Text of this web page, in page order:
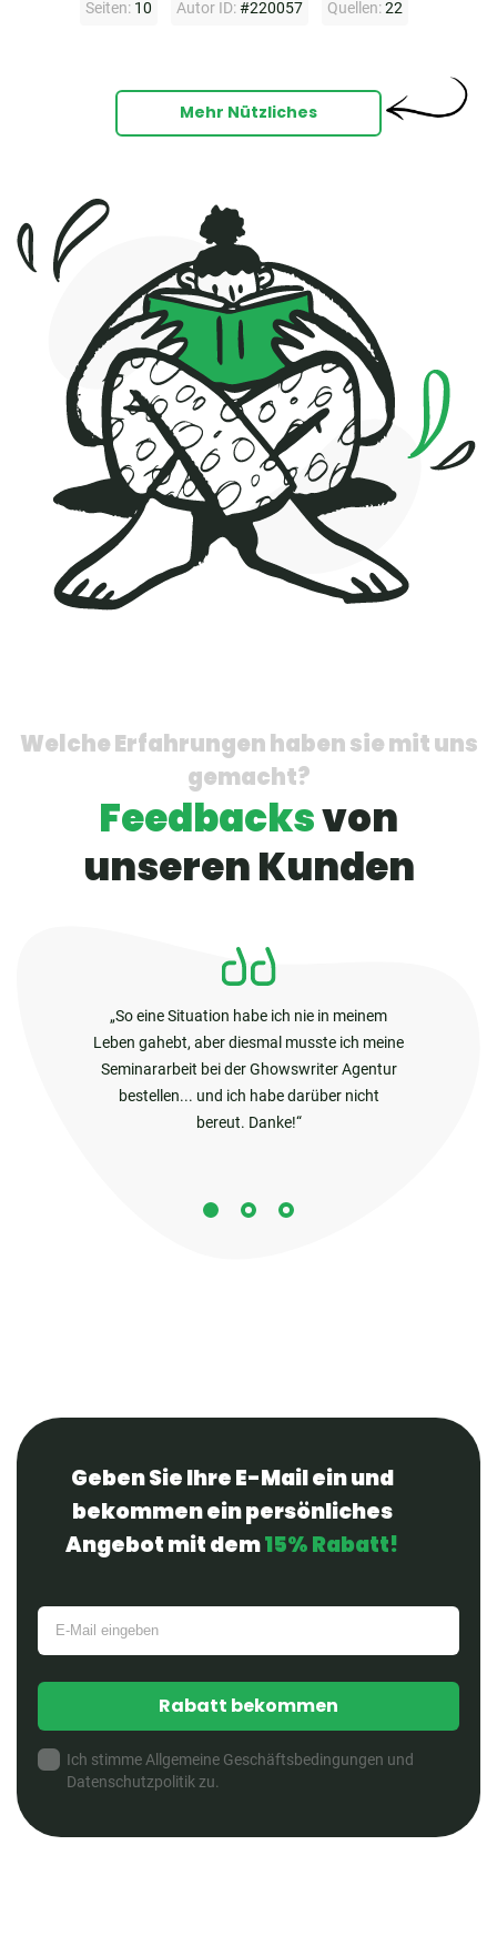
Seiten: 10 Autor ID:#220057 Quellen:22
Mehr Nützliches
Welche Erfahrungen haben sie mit uns
gemacht?
Feedbacksvon
unseren Kunden
So eine Situation habe ich nie in meinem
Leben gahebt, aber diesmal musste ich meine
Seminararbeit bei der Ghowswriter Agentur
bestellen... und ich habe darüber nicht
bereut. Danke!
Geben Sie Ihre E-Mail ein und
bekommen ein persönliches
Angebot mit dem15% Rabatt!
Rabatt bekommen
Ich stimme Allgemeine Geschäftsbedingungen und
Datenschutzpolitik zu.